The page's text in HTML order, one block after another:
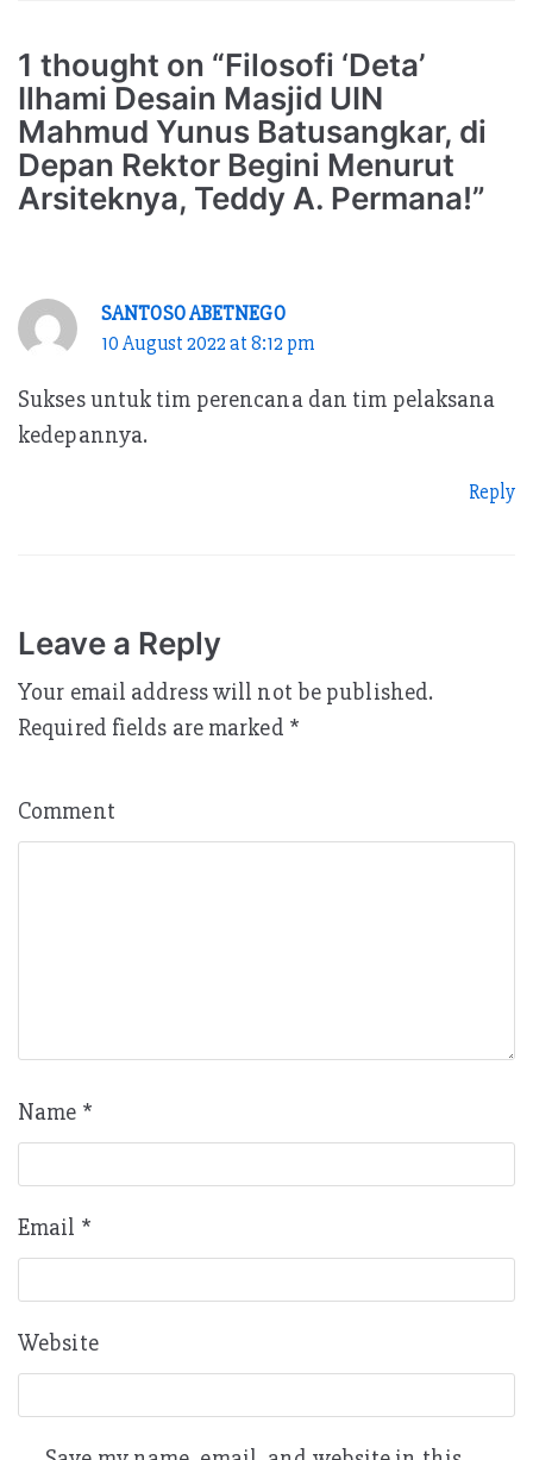
1 thought on “Filosofi ‘Deta’
Ilhami Desain Masjid UIN
Mahmud Yunus Batusangkar, di
Depan Rektor Begini Menurut
Arsiteknya, Teddy A. Permana!”
SANTOSO ABETNEGO
10 August 2022 at 8:12 pm
Sukses untuk tim perencana dan tim pelaksana
kedepannya.
Reply
Leave a Reply
Your email address will not be published.
Required fields are marked *
Comment
Name *
Email *
Website